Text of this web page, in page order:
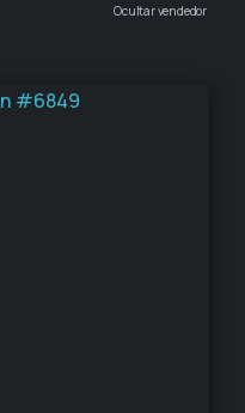
Ocultar vendedor